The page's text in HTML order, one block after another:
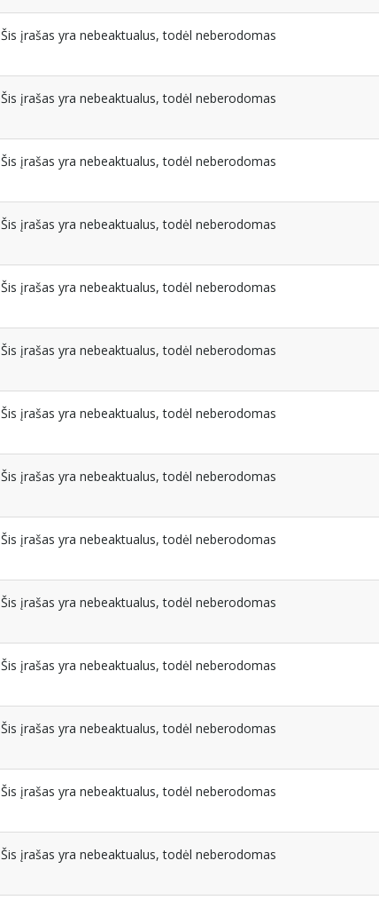
Šis įrašas yra nebeaktualus, todėl neberodomas
Šis įrašas yra nebeaktualus, todėl neberodomas
Šis įrašas yra nebeaktualus, todėl neberodomas
Šis įrašas yra nebeaktualus, todėl neberodomas
Šis įrašas yra nebeaktualus, todėl neberodomas
Šis įrašas yra nebeaktualus, todėl neberodomas
Šis įrašas yra nebeaktualus, todėl neberodomas
Šis įrašas yra nebeaktualus, todėl neberodomas
Šis įrašas yra nebeaktualus, todėl neberodomas
Šis įrašas yra nebeaktualus, todėl neberodomas
Šis įrašas yra nebeaktualus, todėl neberodomas
Šis įrašas yra nebeaktualus, todėl neberodomas
Šis įrašas yra nebeaktualus, todėl neberodomas
Šis įrašas yra nebeaktualus, todėl neberodomas